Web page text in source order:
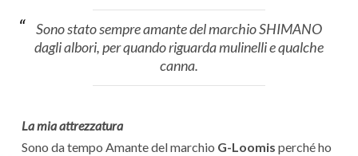
Sono stato sempre amante del marchio SHIMANO
dagli albori, per quando riguarda mulinelli e qualche
canna.
La mia attrezzatura
Sono da tempo Amante del marchio G-Loomis perché ho